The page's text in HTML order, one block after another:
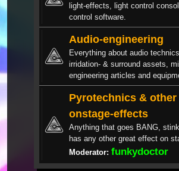
light-effects, light control
control software.
Audio-engineering
Everything about audio
irridation- & surround assets,
engineering articles and
Pyrotechnics & other
onstage-effects
Anything that goes BANG,
has any other great effect on
Moderator: funkydoctor